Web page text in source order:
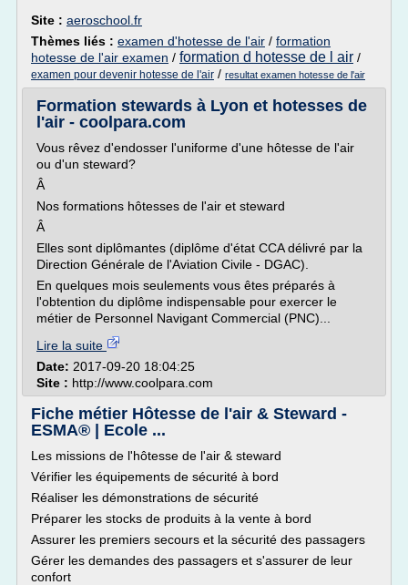
Site : aeroschool.fr
Thèmes liés : examen d'hotesse de l'air / formation
hotesse de l'air examen / formation d hotesse de l air /
examen pour devenir hotesse de l'air / resultat examen hotesse de l'air
Formation stewards à Lyon et hotesses de
l'air - coolpara.com
Vous rêvez d'endosser l'uniforme d'une hôtesse de l'air
ou d'un steward?
Â
Nos formations hôtesses de l'air et steward
Â
Elles sont diplômantes (diplôme d'état CCA délivré par la
Direction Générale de l'Aviation Civile - DGAC).
En quelques mois seulements vous êtes préparés à
l'obtention du diplôme indispensable pour exercer le
métier de Personnel Navigant Commercial (PNC)...
Lire la suite
Date: 2017-09-20 18:04:25
Site : http://www.coolpara.com
Fiche métier Hôtesse de l'air & Steward -
ESMA® | Ecole ...
Les missions de l'hôtesse de l'air & steward
Vérifier les équipements de sécurité à bord
Réaliser les démonstrations de sécurité
Préparer les stocks de produits à la vente à bord
Assurer les premiers secours et la sécurité des passagers
Gérer les demandes des passagers et s'assurer de leur
confort